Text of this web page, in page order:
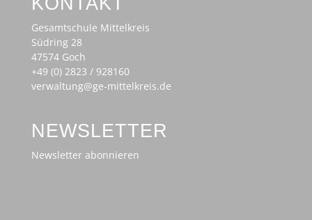
Gesamtschule Mittelkreis
Südring 28
47574 Goch
+49 (0) 2823 / 928160
verwaltung@ge-mittelkreis.de
NEWSLETTER
Newsletter abonnieren